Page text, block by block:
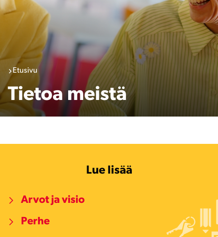
Etusivu
Tietoa meistä
Lue lisää
Arvot ja visio
Perhe